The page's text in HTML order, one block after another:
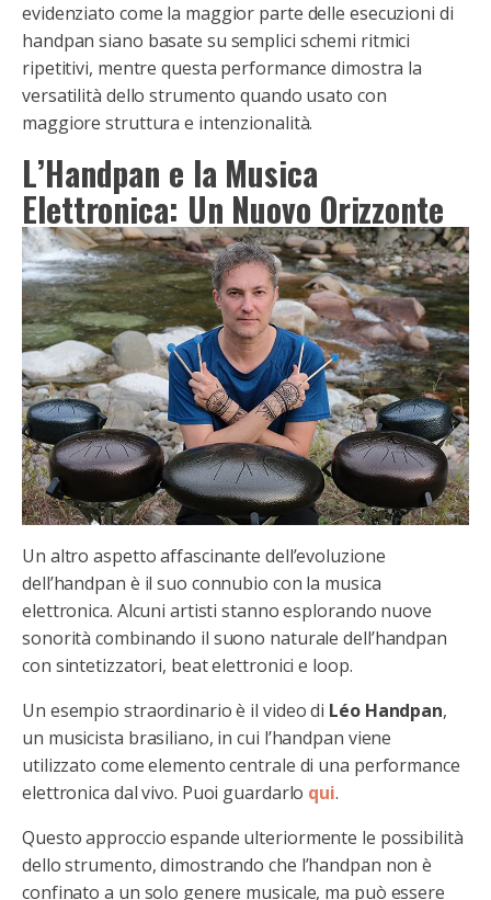
evidenziato come la maggior parte delle esecuzioni di
handpan siano basate su semplici schemi ritmici
ripetitivi, mentre questa performance dimostra la
versatilità dello strumento quando usato con
maggiore struttura e intenzionalità.
L’Handpan e la Musica
Elettronica: Un Nuovo Orizzonte
Un altro aspetto affascinante dell’evoluzione
dell’handpan è il suo connubio con la musica
elettronica. Alcuni artisti stanno esplorando nuove
sonorità combinando il suono naturale dell’handpan
con sintetizzatori, beat elettronici e loop.
Un esempio straordinario è il video di Léo Handpan,
un musicista brasiliano, in cui l’handpan viene
utilizzato come elemento centrale di una performance
elettronica dal vivo. Puoi guardarlo qui.
Questo approccio espande ulteriormente le possibilità
dello strumento, dimostrando che l’handpan non è
confinato a un solo genere musicale, ma può essere